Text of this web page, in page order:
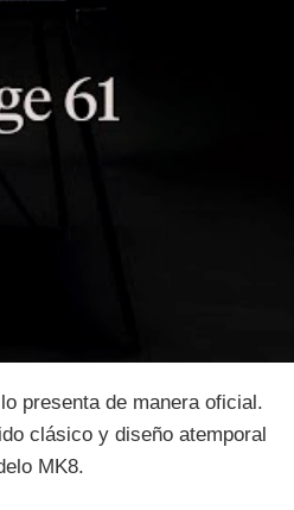
lo presenta de manera oficial.
clásico y diseño atemporal
MK8.